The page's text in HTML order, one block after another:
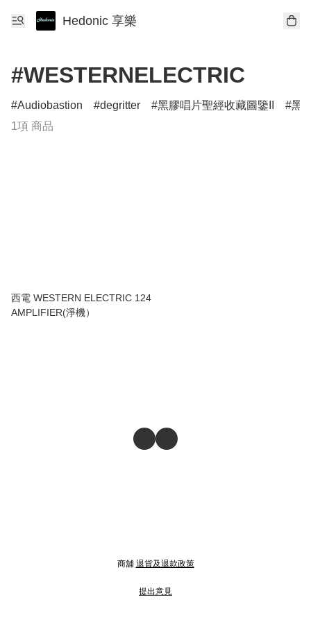
Hedonic 享樂
#WESTERNELECTRIC
Audiobastion degritter 黑膠唱片聖經收藏圖鑒II
黑
1項 商品
西電 WESTERN ELECTRIC 124
AMPLIFIER(淨機）
商舖 退貨及退款政策
提出意見